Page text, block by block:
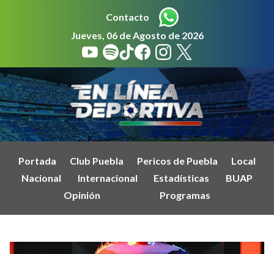
Contacto
Jueves, 06 de Agosto de 2026
Portada Club Puebla Pericos de Puebla
Local
Nacional
Internacional Estadísticas
BUAP
Opinión
Programas